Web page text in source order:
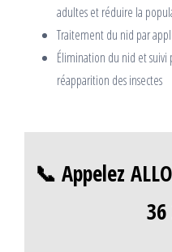
adultes et réduire la
Traitement du nid par
Élimination du nid et
réapparition des insectes
📞 Appelez